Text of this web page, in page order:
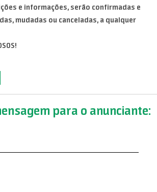
e informações, serão confirmadas e
mudadas ou canceladas, a qualquer
para o anunciante: